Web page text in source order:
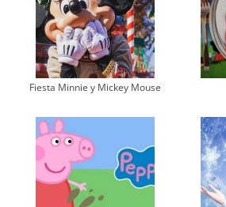
Fiesta Minnie y Mickey Mouse